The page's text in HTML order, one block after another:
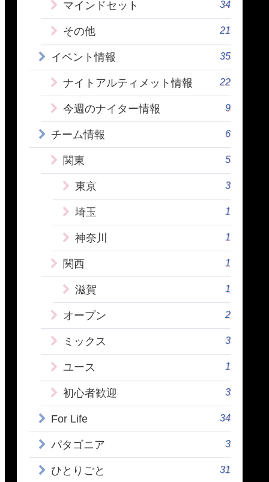
マインドセット 34
その他 21
イベント情報 35
ナイトアルティメット情報 22
今週のナイター情報 9
チーム情報 6
関東 5
東京 3
埼玉 1
神奈川 1
関西 1
滋賀 1
オープン 2
ミックス 3
ユース 1
初心者歓迎 3
For Life 34
パタゴニア 3
ひとりごと 31